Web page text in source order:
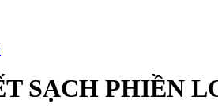
SẠCH PHIỀN